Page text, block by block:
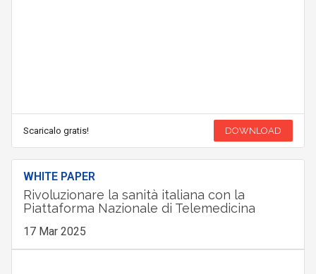
Scaricalo gratis! DOWNLOAD
WHITE PAPER
Rivoluzionare la sanità italiana con la
Piattaforma Nazionale di Telemedicina
17 Mar 2025